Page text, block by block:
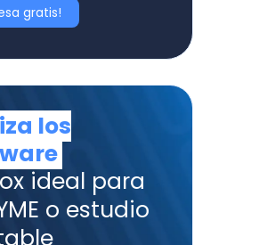
gratis!
los
ideal para
o estudio